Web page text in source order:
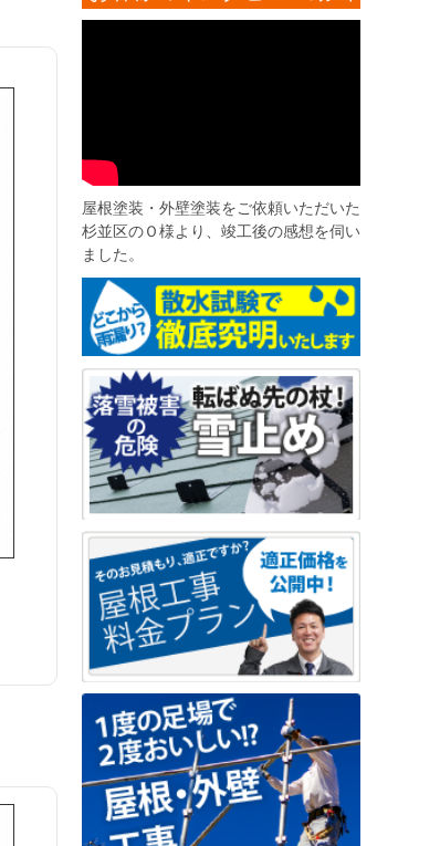
屋根塗装・外壁塗装をご依頼いただいた
杉並区のＯ様より、竣工後の感想を伺い
ました。